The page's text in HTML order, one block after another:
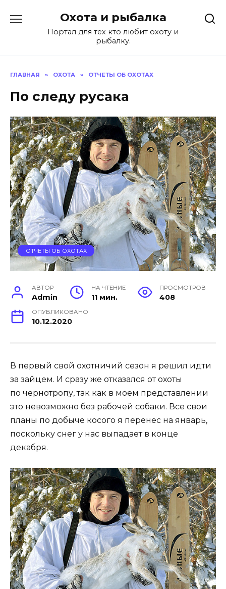
содержанию
Охота и рыбалка
Портал для тех кто любит охоту и
рыбалку.
ГЛАВНАЯ » ОХОТА » ОТЧЕТЫ ОБ ОХОТАХ
По следу русака
ОТЧЕТЫ ОБ ОХОТАХ
АВТОР
Admin
НА ЧТЕНИЕ
11 мин.
ПРОСМОТРОВ
408
ОПУБЛИКОВАНО
10.12.2020
В первый свой охотничий сезон я решил идти
за зайцем. И сразу же отказался от охоты
по чернотропу, так как в моем представлении
это невозможно без рабочей собаки. Все свои
планы по добыче косого я перенес на январь,
поскольку снег у нас выпадает в конце
декабря.